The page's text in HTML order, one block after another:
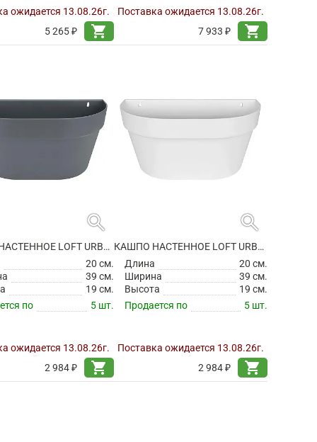
ожидается 13.08.26г.
5 265 ₽
shopping_cart
Поставка ожидается 13.08.26г.
7 933 ₽
shopping_cart
search
КАШПО НАСТЕННОЕ LOFT URBAN WALL BASKET ANTHRACITE
20 см.
39 см.
19 см.
по
5 шт.
ожидается 13.08.26г.
2 984 ₽
shopping_cart
search
КАШПО НАСТЕННОЕ LOFT URBAN WALL BASKET WHITE
Длина
20 см.
Ширина
39 см.
Высота
19 см.
Продается по
5 шт.
Поставка ожидается 13.08.26г.
2 984 ₽
shopping_cart